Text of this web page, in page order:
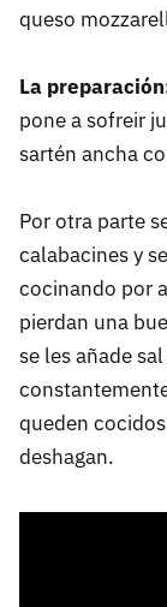
queso
La
pone a sofreir
sartén ancha
Por otra parte
calabacines y
cocinando por
pierdan una
se les añade
queden
deshagan.